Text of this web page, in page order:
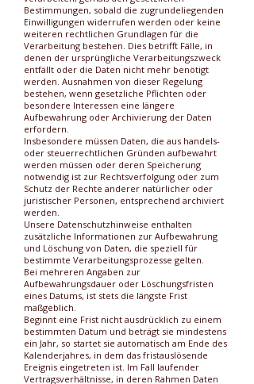
Bestimmungen, sobald die zugrundeliegenden
Einwilligungen widerrufen werden oder keine
weiteren rechtlichen Grundlagen für die
Verarbeitung bestehen. Dies betrifft Fälle, in
denen der ursprüngliche Verarbeitungszweck
entfällt oder die Daten nicht mehr benötigt
werden. Ausnahmen von dieser Regelung
bestehen, wenn gesetzliche Pflichten oder
besondere Interessen eine längere
Aufbewahrung oder Archivierung der Daten
erfordern.
Insbesondere müssen Daten, die aus handels-
oder steuerrechtlichen Gründen aufbewahrt
werden müssen oder deren Speicherung
notwendig ist zur Rechtsverfolgung oder zum
Schutz der Rechte anderer natürlicher oder
juristischer Personen, entsprechend archiviert
werden.
Unsere Datenschutzhinweise enthalten
zusätzliche Informationen zur Aufbewahrung
und Löschung von Daten, die speziell für
bestimmte Verarbeitungsprozesse gelten.
Bei mehreren Angaben zur
Aufbewahrungsdauer oder Löschungsfristen
eines Datums, ist stets die längste Frist
maßgeblich.
Beginnt eine Frist nicht ausdrücklich zu einem
bestimmten Datum und beträgt sie mindestens
ein Jahr, so startet sie automatisch am Ende des
Kalenderjahres, in dem das fristauslösende
Ereignis eingetreten ist. Im Fall laufender
Vertragsverhältnisse, in deren Rahmen Daten